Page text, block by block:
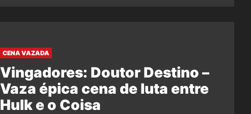
CENA VAZADA
Vingadores: Doutor Destino –
Vaza épica cena de luta entre
Hulk e o Coisa